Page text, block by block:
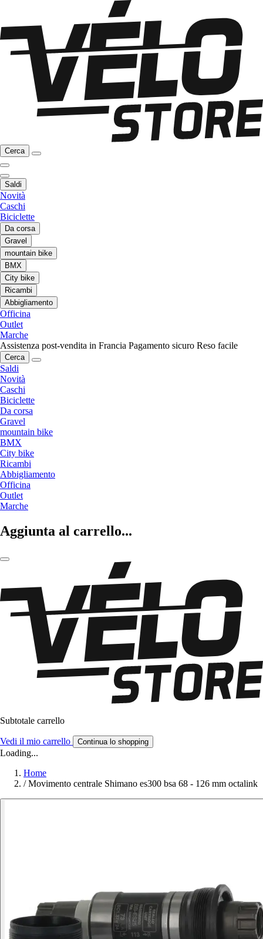
Cerca
Saldi
Novità
Caschi
Biciclette
Da corsa
Gravel
mountain bike
BMX
City bike
Ricambi
Abbigliamento
Officina
Outlet
Marche
Assistenza post-vendita in Francia Pagamento sicuro Reso facile
Cerca
Saldi
Novità
Caschi
Biciclette
Da corsa
Gravel
mountain bike
BMX
City bike
Ricambi
Abbigliamento
Officina
Outlet
Marche
Aggiunta al carrello...
Subtotale carrello
Vedi il mio carrello Continua lo shopping
Loading...
Home
/ Movimento centrale Shimano es300 bsa 68 - 126 mm octalink